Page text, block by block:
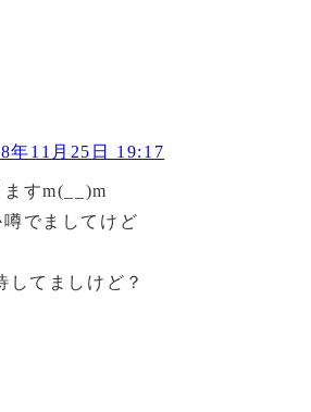
年11月25日 19:17
すm(__)m
でましてけど
してましけど？